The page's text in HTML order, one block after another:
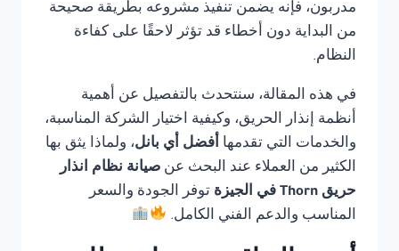
مدربون، فإنه يضمن تنفيذ مشروعه بطريقة صحيحة
من البداية دون أخطاء قد تؤثر لاحقًا على كفاءة
النظام.
في هذه المقالة، سنتحدث بالتفصيل عن أهمية
أنظمة إنذار الحريق، وكيفية اختيار الشركة المناسبة،
والخدمات التي تقدمها أفضل أي بانل، ولماذا يثق بها
الكثير من العملاء عند البحث عن صيانة نظام انذار
حريق Thorn في الجيزة
توفر الجودة والسعر
المناسب والدعم الفني الكامل.